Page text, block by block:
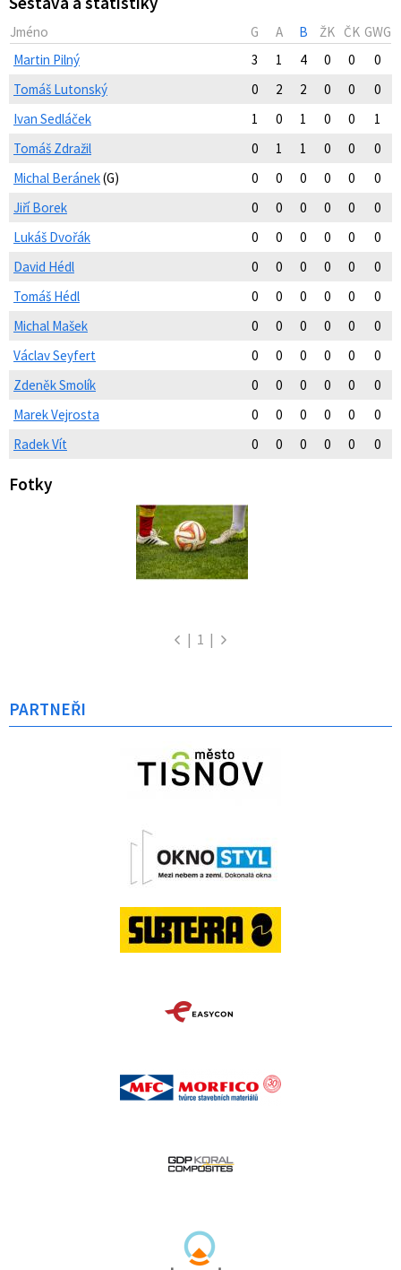
Jméno G A B ŽK ČK GWG
Martin Pilný
3 1 4 0 0
0
Tomáš Lutonský
0 2 2 0 0
0
Ivan Sedláček
1 0 1 0 0
1
Tomáš Zdražil
0 1 1 0 0
0
Michal Beránek(G) 0 0 0 0 0
0
Jiří Borek
0 0 0 0 0
0
Lukáš Dvořák
0 0 0 0 0
0
David Hédl
0 0 0 0 0
0
Tomáš Hédl
0 0 0 0 0
0
Michal Mašek
0 0 0 0 0
0
Václav Seyfert
0 0 0 0 0
0
Zdeněk Smolík
0 0 0 0 0
0
Marek Vejrosta
0 0 0 0 0
0
Radek Vít
0 0 0 0 0 0
Fotky
| 1 |
PARTNEŘI